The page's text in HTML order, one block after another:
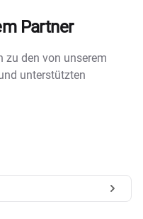
Partner
zu den von unserem
unterstützten